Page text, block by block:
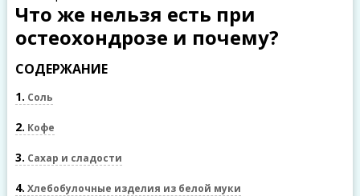
Что же нельзя есть при
остеохондрозе и почему?
СОДЕРЖАНИЕ
1 Соль
2 Кофе
3 Сахар и сладости
4 Хлебобулочные изделия из белой муки